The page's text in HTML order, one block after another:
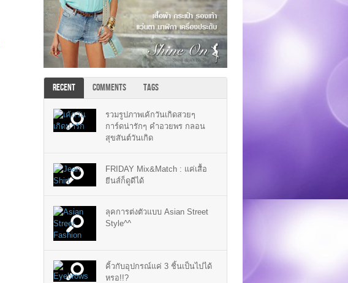
RECENT COMMENTS TAGS
รวมรูปภาพเค้กวันเกิดสวยๆ
การ์ดน่ารักๆ คำอวยพร กลอน
สุขสันต์วันเกิด
FRIDAY Mix&Match : แค่เสื้อ
ยีนส์ก็ดูดีได้
ลุคการต่งตัวแบบ Asian Street
Style^^
คิ้วกับอุปกรณ์แค่ 3 ชิ้นเป็นไปได้
หรอ!!?